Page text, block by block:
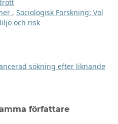
, Sociologisk Forskning: Vol
och risk
sökning efter liknande
författare